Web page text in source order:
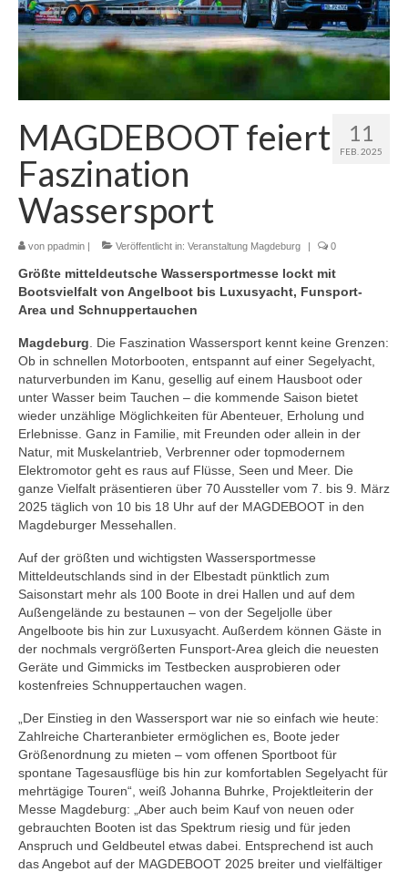
11
FEB. 2025
MAGDEBOOT feiert
Faszination
Wassersport
von ppadmin | Veröffentlicht in: Veranstaltung Magdeburg | 0
Größte mitteldeutsche Wassersportmesse lockt mit
Bootsvielfalt von Angelboot bis Luxusyacht, Funsport-
Area und Schnuppertauchen
Magdeburg . Die Faszination Wassersport kennt keine Grenzen:
Ob in schnellen Motorbooten, entspannt auf einer Segelyacht,
naturverbunden im Kanu, gesellig auf einem Hausboot oder
unter Wasser beim Tauchen – die kommende Saison bietet
wieder unzählige Möglichkeiten für Abenteuer, Erholung und
Erlebnisse. Ganz in Familie, mit Freunden oder allein in der
Natur, mit Muskelantrieb, Verbrenner oder topmodernem
Elektromotor geht es raus auf Flüsse, Seen und Meer. Die
ganze Vielfalt präsentieren über 70 Aussteller vom 7. bis 9. März
2025 täglich von 10 bis 18 Uhr auf der MAGDEBOOT in den
Magdeburger Messehallen.
Auf der größten und wichtigsten Wassersportmesse
Mitteldeutschlands sind in der Elbestadt pünktlich zum
Saisonstart mehr als 100 Boote in drei Hallen und auf dem
Außengelände zu bestaunen – von der Segeljolle über
Angelboote bis hin zur Luxusyacht. Außerdem können Gäste in
der nochmals vergrößerten Funsport-Area gleich die neuesten
Geräte und Gimmicks im Testbecken ausprobieren oder
kostenfreies Schnuppertauchen wagen.
„Der Einstieg in den Wassersport war nie so einfach wie heute:
Zahlreiche Charteranbieter ermöglichen es, Boote jeder
Größenordnung zu mieten – vom offenen Sportboot für
spontane Tagesausflüge bis hin zur komfortablen Segelyacht für
mehrtägige Touren“, weiß Johanna Buhrke, Projektleiterin der
Messe Magdeburg: „Aber auch beim Kauf von neuen oder
gebrauchten Booten ist das Spektrum riesig und für jeden
Anspruch und Geldbeutel etwas dabei. Entsprechend ist auch
das Angebot auf der MAGDEBOOT 2025 breiter und vielfältiger